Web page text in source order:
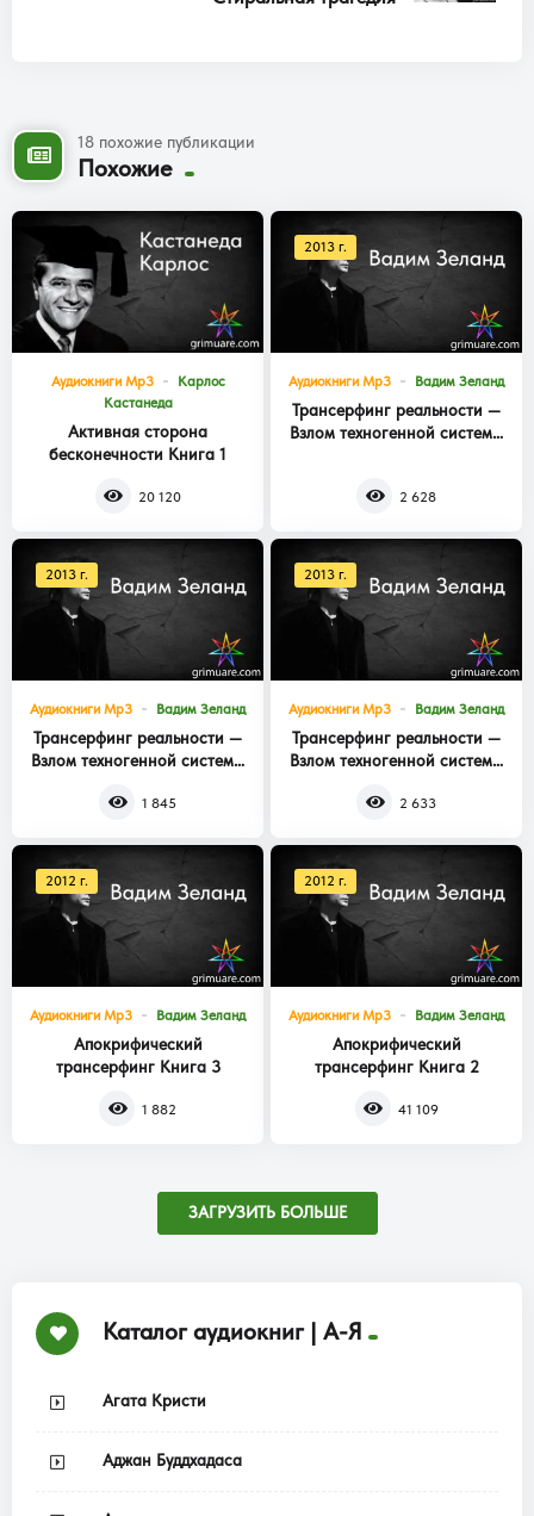
18 похожие публикации
Похожие
Аудиокниги Mp3
Карлос
Кастанеда
Активная сторона
бесконечности Книга 1
20 120
2013 г.
Аудиокниги Mp3 Вадим Зеланд
Трансерфинг реальности —
Взлом техногенной системы
2 628
2013 г.
Аудиокниги Mp3 Вадим Зеланд
Трансерфинг реальности —
Взлом техногенной системы
1 845
2013 г.
Аудиокниги Mp3 Вадим Зеланд
Трансерфинг реальности —
Взлом техногенной системы
2 633
2012 г.
Аудиокниги Mp3 Вадим Зеланд
Апокрифический
трансерфинг Книга 3
1 882
2012 г.
Аудиокниги Mp3 Вадим Зеланд
Апокрифический
трансерфинг Книга 2
41 109
ЗАГРУЗИТЬ БОЛЬШЕ
Каталог аудиокниг | А-Я
Агата Кристи
Аджан Буддхадаса